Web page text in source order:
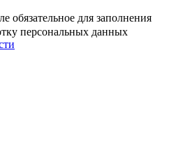
обязательное для заполнения
персональных данных